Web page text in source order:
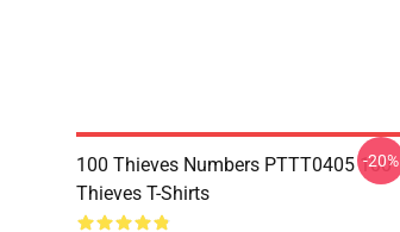
100 Thieves Numbers PTTT0405 100
Thieves T-Shirts
-20%